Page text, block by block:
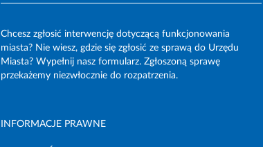
Chcesz zgłosić interwencję dotyczącą funkcjonowania
miasta? Nie wiesz, gdzie się zgłosić ze sprawą do Urzędu
Miasta? Wypełnij nasz formularz. Zgłoszoną sprawę
przekażemy niezwłocznie do rozpatrzenia.
INFORMACJE PRAWNE